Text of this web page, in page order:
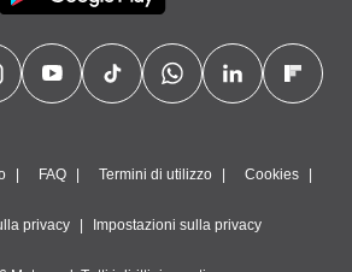
FAQ Termini di utilizzo Cookies
privacy Impostazioni sulla privacy